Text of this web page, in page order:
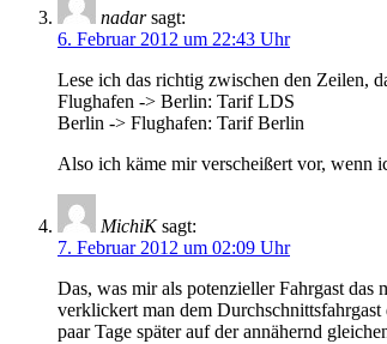
nadar sagt:
6. Februar 2012 um 22:43 Uhr
Lese ich das richtig zwischen den Zeilen,
Flughafen -> Berlin: Tarif LDS
Berlin -> Flughafen: Tarif Berlin
Also ich käme mir verscheißert vor, wenn
MichiK sagt:
7. Februar 2012 um 02:09 Uhr
Das, was mir als potenzieller Fahrgast
verklickert man dem
paar Tage später auf der annähernd